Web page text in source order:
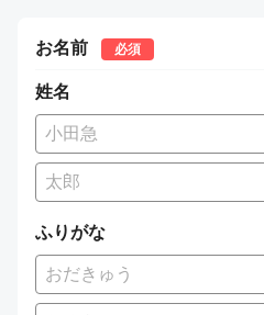
お名前 必須
姓名
ふりがな